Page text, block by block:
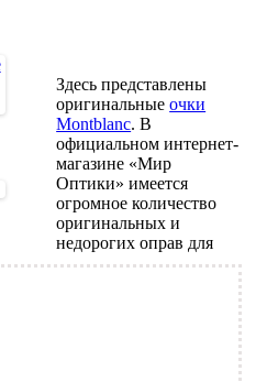
Здесь представлены
оригинальныеочки
Montblanc. В
официальном интернет-
магазине «Мир
Оптики» имеется
огромное количество
оригинальных и
недорогих оправ для